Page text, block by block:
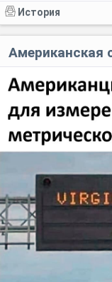
История
Американская